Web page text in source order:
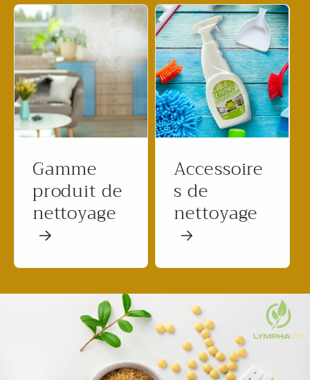
Gamme
produit de
nettoyage
Accessoire
s de
nettoyage